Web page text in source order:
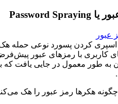
کاربری با رمزهای عبور
به طور معمول در جایی یافت که
هکرها رمز عبور را هک